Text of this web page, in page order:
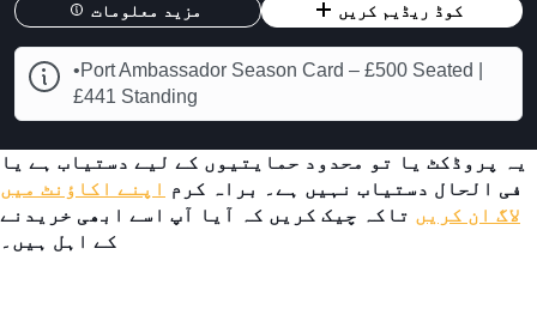
مزید معلومات کوڈ ریڈیم کریں
•Port Ambassador Season Card – £500 Seated |
£441 Standing
یہ پروڈکٹ یا تو محدود حمایتیوں کے لیے دستیاب ہے یا
فی الحال دستیاب نہیں ہے۔ براہ کرم اپنے اکاؤنٹ میں
لاگ ان کریں تاکہ چیک کریں کہ آیا آپ اسے ابھی خریدنے
کے اہل ہیں۔